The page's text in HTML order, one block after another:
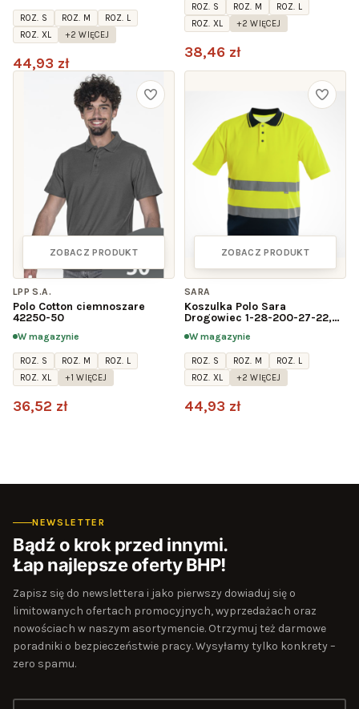
ROZ. S ROZ. M
ROZ. L
ROZ. XL
+2 WIĘCEJ
44,93 zł
ROZ. S ROZ. M
ROZ. L
ROZ. XL
+2 WIĘCEJ
38,46 zł
ZOBACZ PRODUKT
LPP S.A.
Polo Cotton ciemnoszare
42250-50
W magazynie
ROZ. S ROZ. M
ROZ. L
ROZ. XL
+1 WIĘCEJ
36,52 zł
ZOBACZ PRODUKT
SARA
Koszulka Polo Sara
Drogowiec 1-28-200-27-22,
W magazynie
ROZ. S ROZ. M
ROZ. L
ROZ. XL
+2 WIĘCEJ
44,93 zł
NEWSLETTER
Bądź o krok przed innymi.
Łap najlepsze oferty BHP!
Zapisz się do newslettera i jako pierwszy dowiaduj się o
limitowanych ofertach promocyjnych, wyprzedażach oraz
nowościach w naszym asortymencie. Otrzymuj też darmowe
poradniki o bezpieczeństwie pracy. Wysyłamy tylko konkrety –
zero spamu.